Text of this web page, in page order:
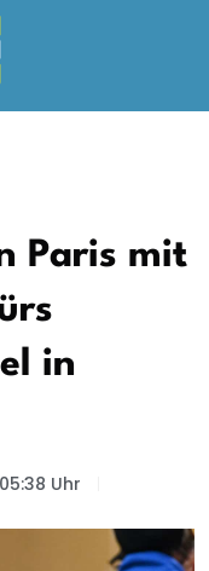
Paris mit
in
05:38 Uhr